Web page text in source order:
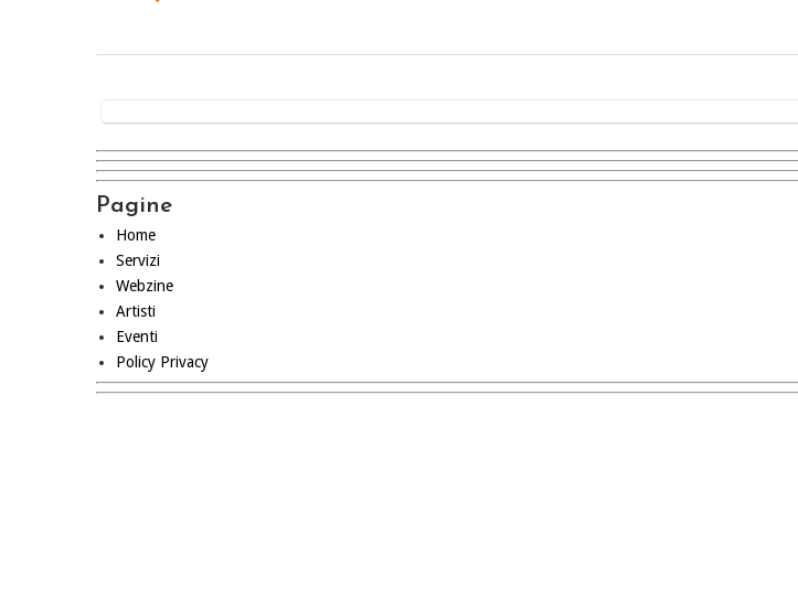
Pagine
Home
Servizi
Webzine
Artisti
Eventi
Policy Privacy